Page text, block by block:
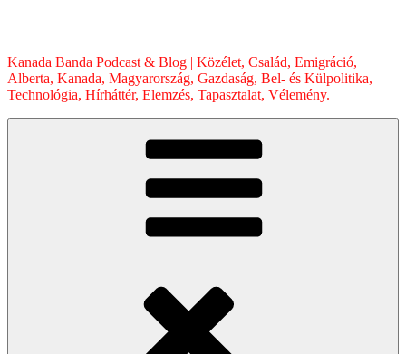
Kanada Banda Podcast & Blog | Közélet, Család, Emigráció,
Alberta, Kanada, Magyarország, Gazdaság, Bel- és Külpolitika,
Technológia, Hírháttér, Elemzés, Tapasztalat, Vélemény.